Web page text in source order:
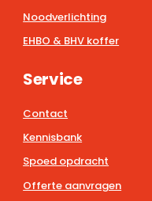
Noodverlichting
EHBO & BHV koffer
Service
Contact
Kennisbank
Spoed opdracht
Offerte aanvragen